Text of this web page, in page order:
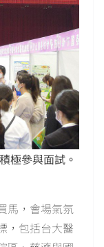
極參與面試。
馬，會場氣氛
，包括台大醫